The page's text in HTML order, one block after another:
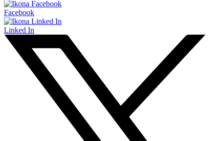
Facebook
Linked In